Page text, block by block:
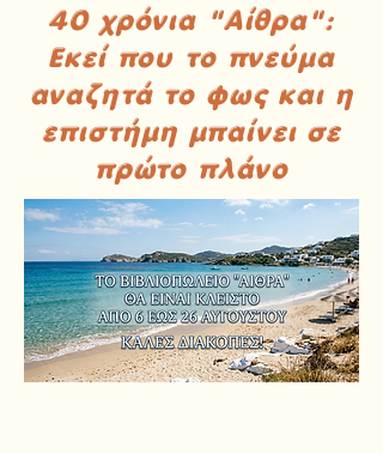
40 χρόνια "Αίθρα":
Εκεί που το πνεύμα
αναζητά το φως και η
επιστήμη μπαίνει σε
πρώτο πλάνο